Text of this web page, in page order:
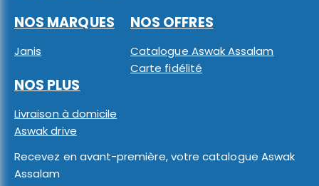
NOS MARQUES
Janis
NOS OFFRES
Catalogue Aswak Assalam
Carte fidélité
NOS PLUS
Livraison à domicile
Aswak drive
Recevez en avant-première, votre catalogue Aswak
Assalam